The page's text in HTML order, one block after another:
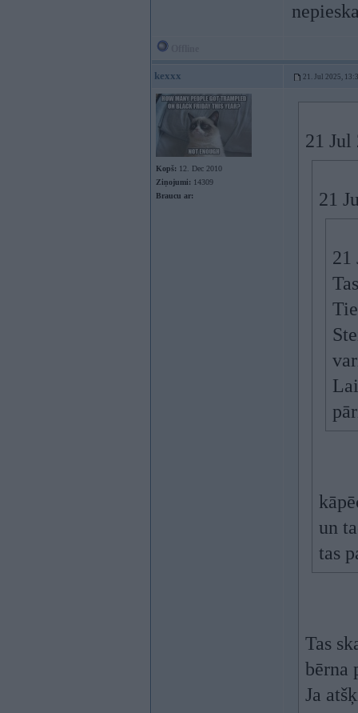
kexxx 21. Jul 2025,
Kopš: 12. Dec 2010
Ziņojumi: 14309
Braucu ar:
21
21
21
un
tas
Tas
bērna
Ja